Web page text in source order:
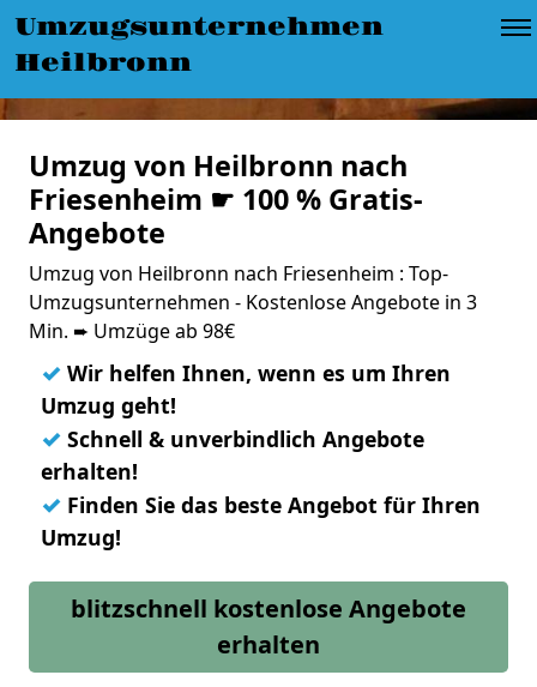
Umzugsunternehmen
Heilbronn
Umzug von Heilbronn nach
Friesenheim ☛ 100 % Gratis-
Angebote
Umzug von Heilbronn nach Friesenheim : Top-
Umzugsunternehmen - Kostenlose Angebote in 3
Min. ➨ Umzüge ab 98€
✓ Wir helfen Ihnen, wenn es um Ihren
Umzug geht!
✓ Schnell & unverbindlich Angebote
erhalten!
✓ Finden Sie das beste Angebot für Ihren
Umzug!
blitzschnell kostenlose Angebote
erhalten